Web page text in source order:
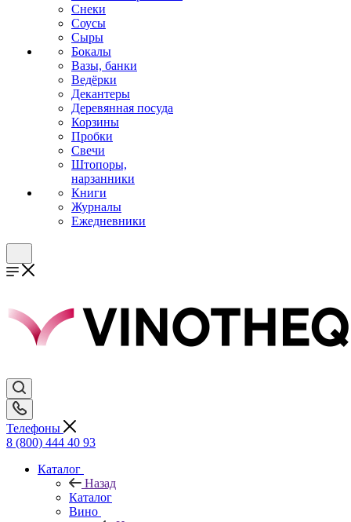
Снеки
Соусы
Сыры
Бокалы
Вазы, банки
Ведёрки
Декантеры
Деревянная посуда
Корзины
Пробки
Свечи
Штопоры,
нарзанники
Книги
Журналы
Ежедневники
Телефоны
8 (800) 444 40 93
Каталог
Назад
Каталог
Вино